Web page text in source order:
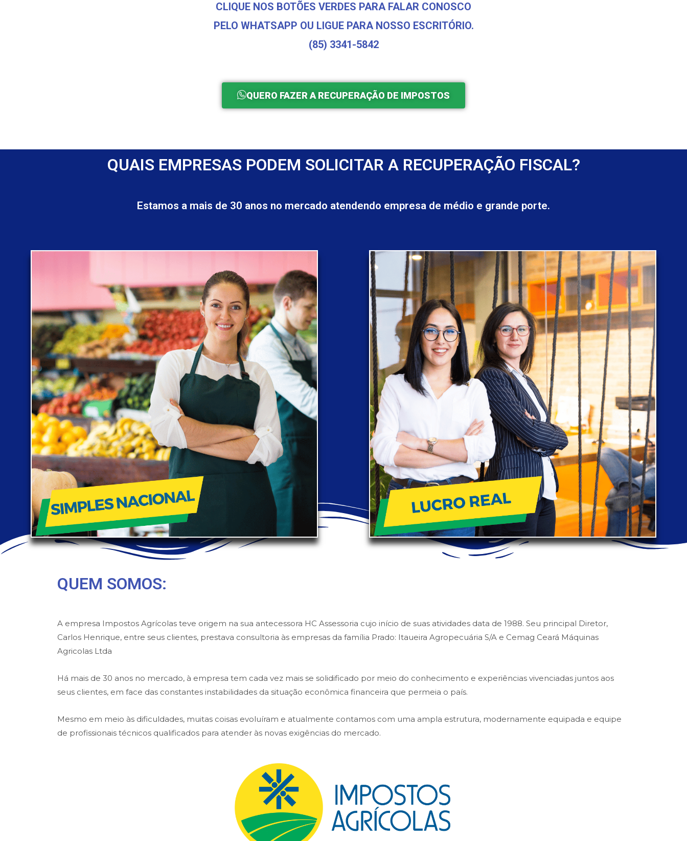
CLIQUE NOS BOTÕES VERDES PARA FALAR CONOSCO
PELO WHATSAPP OU LIGUE PARA NOSSO ESCRITÓRIO.
(85) 3341-5842
QUERO FAZER A RECUPERAÇÃO DE IMPOSTOS
QUAIS EMPRESAS PODEM SOLICITAR A RECUPERAÇÃO FISCAL?
Estamos a mais de 30 anos no mercado atendendo empresa de médio e grande porte.
QUEM SOMOS:
A empresa Impostos Agrícolas teve origem na sua antecessora HC Assessoria cujo início de suas atividades data de 1988. Seu principal Diretor,
Carlos Henrique, entre seus clientes, prestava consultoria às empresas da família Prado: Itaueira Agropecuária S/A e Cemag Ceará Máquinas
Agricolas Ltda
Há mais de 30 anos no mercado, à empresa tem cada vez mais se solidificado por meio do conhecimento e experiências vivenciadas juntos aos
seus clientes, em face das constantes instabilidades da situação econômica financeira que permeia o país.
Mesmo em meio às dificuldades, muitas coisas evoluíram e atualmente contamos com uma ampla estrutura, modernamente equipada e equipe
de profissionais técnicos qualificados para atender às novas exigências do mercado.